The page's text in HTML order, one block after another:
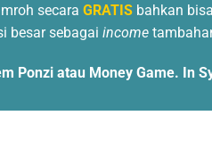
secara GRATIS bahkan
besar sebagai income
Ponzi atau Money Game. In